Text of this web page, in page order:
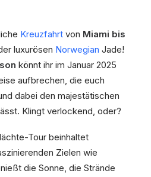
Kreuzfahrt von Miami bis
luxurösen Norwegian Jade!
könnt ihr im Januar 2025
aufbrechen, die euch
dabei den majestätischen
Klingt verlockend, oder?
Tour beinhaltet
Zielen wie
die Sonne, die Strände